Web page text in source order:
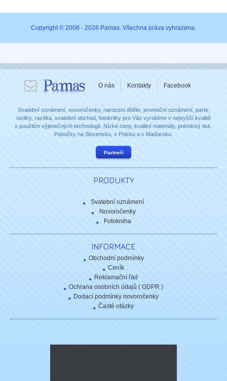
Copyright © 2008 - 2026 Pamas. Všechna práva vyhrazena.
O nás Kontakty Facebook
Svatební oznámení, novoročenky, narození dítěte, promoční oznámení, parte,
vizitky, razítka, svatební obchod, fotoknihy pro Vás vyrobíme v nejvyšší kvalitě
s použitím výjimečných technologií. Nízké ceny, kvalitní materiály, prémiový tisk.
Pobočky na Slovensku, v Polsku a v Maďarsku.
Partneři
PRODUKTY
Svatební oznámení
Novoročenky
Fotokniha
INFORMACE
Obchodní podmínky
Ceník
Reklamační řád
Ochrana osobních údajů ( GDPR )
Dodací podmínky novoročenky
Časté otázky